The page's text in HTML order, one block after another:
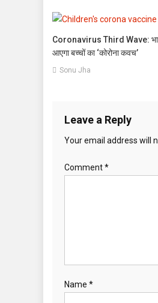
Coronavirus Third Wave:
आएगा बच्चों का ‘कोरोना कवच’
Sonu Jha
Leave a Reply
Your email address will
Comment*
Name *